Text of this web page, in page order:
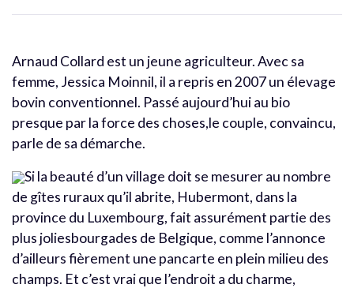
Arnaud Collard est un jeune agriculteur. Avec sa
femme, Jessica Moinnil, il a repris en 2007 un élevage
bovin conventionnel. Passé aujourd’hui au bio
presque par la force des choses,le couple, convaincu,
parle de sa démarche.
Si la beauté d’un village doit se mesurer au nombre
de gîtes ruraux qu’il abrite, Hubermont, dans la
province du Luxembourg, fait assurément partie des
plus joliesbourgades de Belgique, comme l’annonce
d’ailleurs fièrement une pancarte en plein milieu des
champs. Et c’est vrai que l’endroit a du charme,